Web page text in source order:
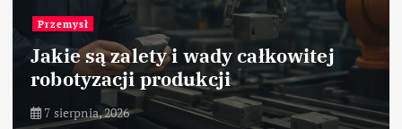
Przemysł papierniczy
Optymalizacja obsługi
magazynowej papieru
7 sierpnia, 2026